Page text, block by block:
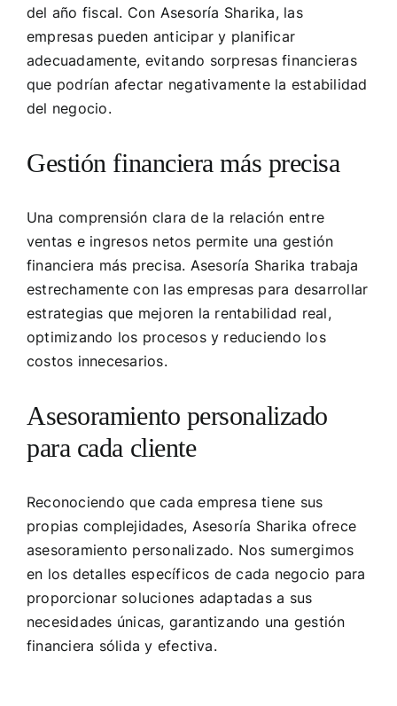
del año fiscal. Con Asesoría Sharika, las
empresas pueden anticipar y planificar
adecuadamente, evitando sorpresas financieras
que podrían afectar negativamente la estabilidad
del negocio.
Gestión financiera más precisa
Una comprensión clara de la relación entre
ventas e ingresos netos permite una gestión
financiera más precisa. Asesoría Sharika trabaja
estrechamente con las empresas para desarrollar
estrategias que mejoren la rentabilidad real,
optimizando los procesos y reduciendo los
costos innecesarios.
Asesoramiento personalizado
para cada cliente
Reconociendo que cada empresa tiene sus
propias complejidades, Asesoría Sharika ofrece
asesoramiento personalizado. Nos sumergimos
en los detalles específicos de cada negocio para
proporcionar soluciones adaptadas a sus
necesidades únicas, garantizando una gestión
financiera sólida y efectiva.